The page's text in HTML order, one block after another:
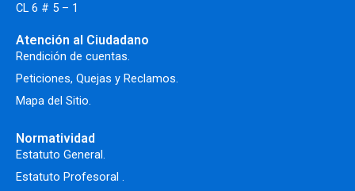
CL 6 # 5 – 1
Atención al Ciudadano
Rendición de cuentas.
Peticiones, Quejas y Reclamos.
Mapa del Sitio.
Normatividad
Estatuto General.
Estatuto Profesoral .